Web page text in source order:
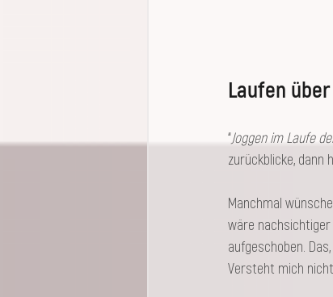
Laufen
“Joggen im Laufe
zurückblicke, dann
Manchmal
wäre
aufgeschoben.
Versteht mich